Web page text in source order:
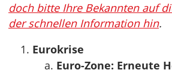
doch bitte Ihre Bekannten auf
der schnellen Information hin.
Eurokrise
Euro-Zone: Erneute